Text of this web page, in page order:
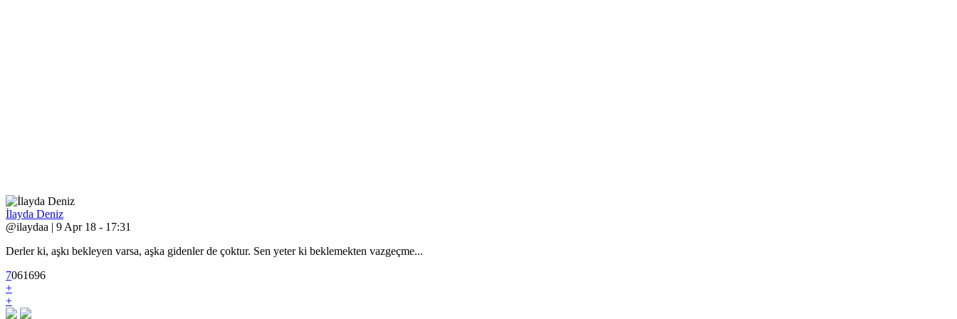
İlayda Deniz
@ilaydaa | 9 Apr 18 - 17:31
Derler ki, aşkı bekleyen varsa, aşka gidenler de çoktur. Sen yeter ki beklemekten vazgeçme...
7061696
+
+